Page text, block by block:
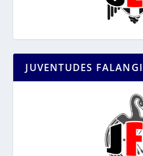
JUVENTUDES